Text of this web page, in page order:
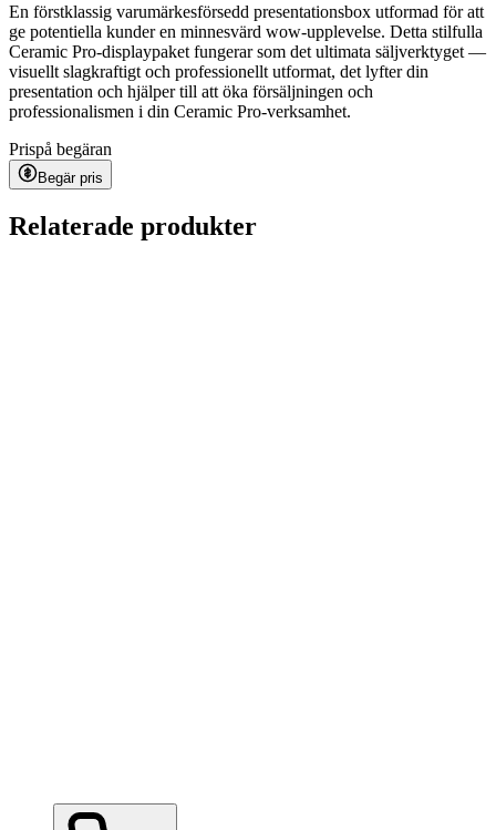
En förstklassig varumärkesförsedd presentationsbox utformad för att
ge potentiella kunder en minnesvärd wow-upplevelse. Detta stilfulla
Ceramic Pro-displaypaket fungerar som det ultimata säljverktyget —
visuellt slagkraftigt och professionellt utformat, det lyfter din
presentation och hjälper till att öka försäljningen och
professionalismen i din Ceramic Pro-verksamhet.
Prispå begäran
Begär pris
Relaterade produkter
Paint Chipping Machine